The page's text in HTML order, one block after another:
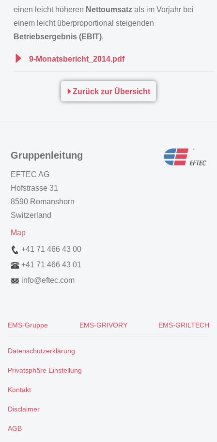
einen leicht höheren Nettoumsatz als im Vorjahr bei
einem leicht überproportional steigenden
Betriebsergebnis (EBIT).
9-Monatsbericht_2014.pdf
Zurück zur Übersicht
Gruppenleitung
EFTEC AG
Hofstrasse 31
8590 Romanshorn
Switzerland
Map
+41 71 466 43 00
+41 71 466 43 01
info@eftec.com
EMS-Gruppe EMS-GRIVORY EMS-GRILTECH
Datenschutzerklärung
Privatsphäre Einstellung
Kontakt
Disclaimer
AGB